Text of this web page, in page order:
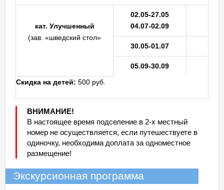
кат. Улучшенный
(зав. «шведский стол»
02.05-27.05
04.07-02.09
30.05-01.07
05.09-30.09
Скидка на детей: 500 руб.
ВНИМАНИЕ!
В настоящее время подселение в 2-х местный
номер не осуществляется, если путешествуете в
одиночку, необходима доплата за одноместное
размещение!
Экскурсионная программа